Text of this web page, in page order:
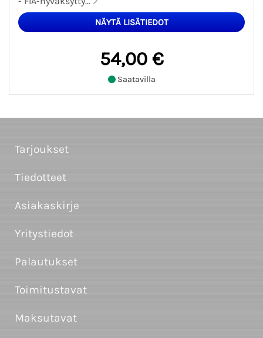
54,00 €
Saatavilla
Tarjoukset
Tiedotteet
Asiakaskirje
Yritystiedot
Palautukset
Toimitustavat
Maksutavat